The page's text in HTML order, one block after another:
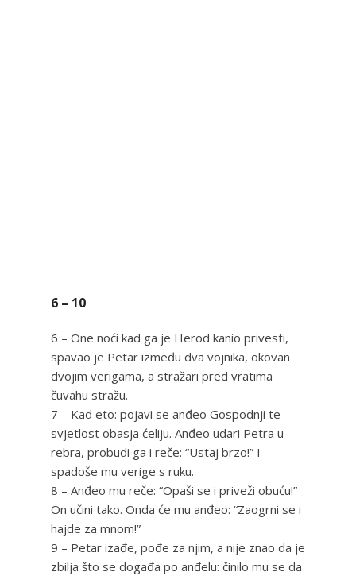
6 – 10
6 – One noći kad ga je Herod kanio privesti,
spavao je Petar između dva vojnika, okovan
dvojim verigama, a stražari pred vratima
čuvahu stražu.
7 – Kad eto: pojavi se anđeo Gospodnji te
svjetlost obasja ćeliju. Anđeo udari Petra u
rebra, probudi ga i reče: “Ustaj brzo!” I
spadoše mu verige s ruku.
8 – Anđeo mu reče: “Opaši se i priveži obuću!”
On učini tako. Onda će mu anđeo: “Zaogrni se i
hajde za mnom!”
9 – Petar izađe, pođe za njim, a nije znao da je
zbilja što se događa po anđelu: činilo mu se da